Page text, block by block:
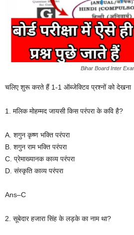
Bihar Board Inter
चलिए शुरू करते हैं 1-1 ऑब्जेक्टिव प्रश्नों को देखना
1. मलिक मोहम्मद जायसी किस परंपरा के कवि है?
A. शगुन कृष्ण भक्ति परंपरा
B. शगुन राम भक्ति परंपरा
C. प्रेमाख्यानक काव्य परंपरा
D. संस्कृति काव्य परंपरा
Ans–C
2. सूबेदार हजारा सिंह के लड़के का नाम था?